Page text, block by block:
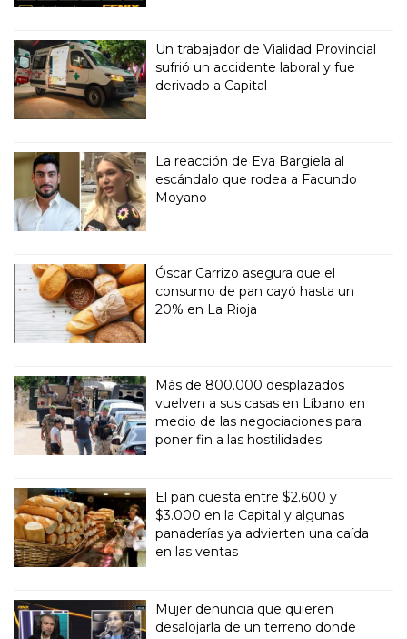
Un trabajador de Vialidad Provincial
sufrió un accidente laboral y fue
derivado a Capital
La reacción de Eva Bargiela al
escándalo que rodea a Facundo
Moyano
Óscar Carrizo asegura que el
consumo de pan cayó hasta un
20% en La Rioja
Más de 800.000 desplazados
vuelven a sus casas en Líbano en
medio de las negociaciones para
poner fin a las hostilidades
El pan cuesta entre $2.600 y
$3.000 en la Capital y algunas
panaderías ya advierten una caída
en las ventas
Mujer denuncia que quieren
desalojarla de un terreno donde